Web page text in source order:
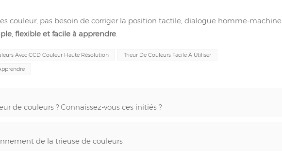
couleur, pas besoin de corriger la position tactile, dialogue homme-machine
,flexible et facile à apprendre.
Avec CCD Couleur Haute Résolution Trieur De Couleurs Facile À Utiliser
de couleurs ? Connaissez-vous ces initiés ?
de la trieuse de couleurs